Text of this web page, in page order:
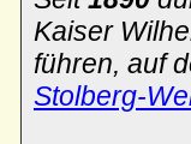
Kaiser
führen, auf
Stolberg-